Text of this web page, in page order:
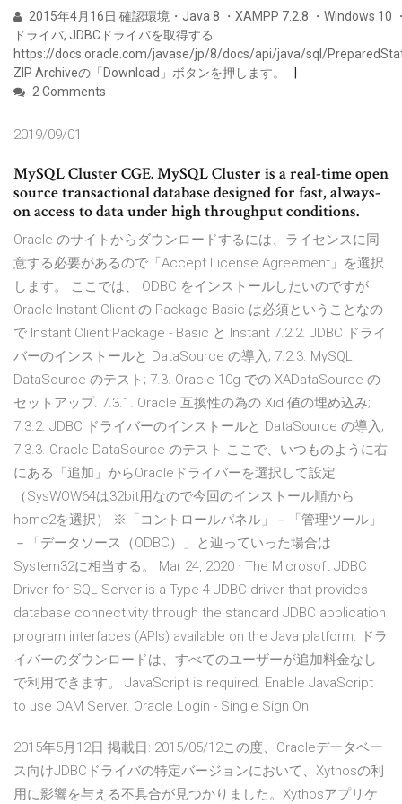
2015年4月16日 確認環境・Java 8 ・XAMPP 7.2.8 ・Windows 10
ドライバ, JDBCドライバを取得する
https://docs.oracle.com/javase/jp/8/docs/api/java/sql/
ZIP Archiveの「Download」ボタンを押します。
2 Comments
2019/09/01
MySQL Cluster CGE. MySQL Cluster is a real-time open
source transactional database designed for fast, always-
on access to data under high throughput conditions.
Oracle のサイトからダウンロードするには、ライセンスに同
意する必要があるので「Accept License Agreement」を選択
します。 ここでは、 ODBC をインストールしたいのですが
Oracle Instant Client の Package Basic は必須ということなの
で Instant Client Package - Basic と Instant 7.2.2. JDBC ドライ
バーのインストールと DataSource の導入; 7.2.3. MySQL
DataSource のテスト; 7.3. Oracle 10g での XADataSource の
セットアップ. 7.3.1. Oracle 互換性の為の Xid 値の埋め込み;
7.3.2. JDBC ドライバーのインストールと DataSource の導入;
7.3.3. Oracle DataSource のテスト ここで、いつものように右
にある「追加」からOracleドライバーを選択して設定
（SysWOW64は32bit用なので今回のインストール順から
home2を選択） ※「コントロールパネル」－「管理ツール」
－「データソース（ODBC）」と辿っていった場合は
System32に相当する。 Mar 24, 2020 · The Microsoft JDBC
Driver for SQL Server is a Type 4 JDBC driver that provides
database connectivity through the standard JDBC application
program interfaces (APIs) available on the Java platform. ドラ
イバーのダウンロードは、すべてのユーザーが追加料金なし
で利用できます。 JavaScript is required. Enable JavaScript
to use OAM Server. Oracle Login - Single Sign On
2015年5月12日 掲載日: 2015/05/12この度、Oracleデータベー
ス向けJDBCドライバの特定バージョンにおいて、Xythosの利
用に影響を与える不具合が見つかりました。Xythosアプリケ